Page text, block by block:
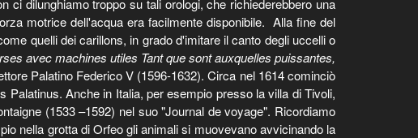
dilunghiamo troppo su tali orologi, che richiederebbero una
motrice dell'acqua era facilmente disponibile. Alla fine del
quelli dei carillons, in grado d'imitare il canto degli uccelli o
avec machines utiles Tant que sont auxquelles puissantes,
Palatino Federico V (1596-1632). Circa nel 1614 cominciò
Anche in Italia, per esempio presso la villa di Tivoli,
(1533 –1592) nel suo "Journal de voyage". Ricordiamo
nella grotta di Orfeo gli animali si muovevano avvicinando la